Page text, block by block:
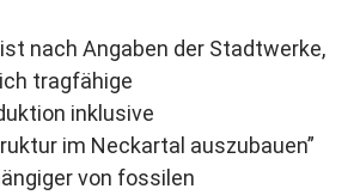
nach Angaben der Stadtwerke,
tragfähige
inklusive
im Neckartal auszubauen”
von fossilen